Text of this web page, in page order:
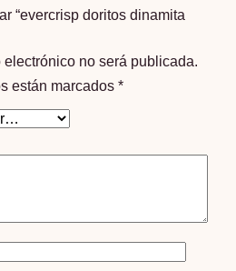
“evercrisp doritos dinamita
no será publicada.
están marcados*